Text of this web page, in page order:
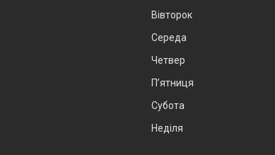
Вівторок
Середа
Четвер
Пʼятниця
Субота
Неділя